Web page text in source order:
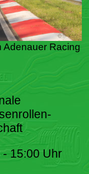
Adenauer Racing
- 15:00 Uhr